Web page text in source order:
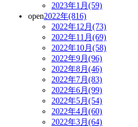
2023年1月(59)
open2022年(816)
2022年12月(73)
2022年11月(69)
2022年10月(58)
2022年9月(96)
2022年8月(46)
2022年7月(83)
2022年6月(99)
2022年5月(54)
2022年4月(60)
2022年3月(64)